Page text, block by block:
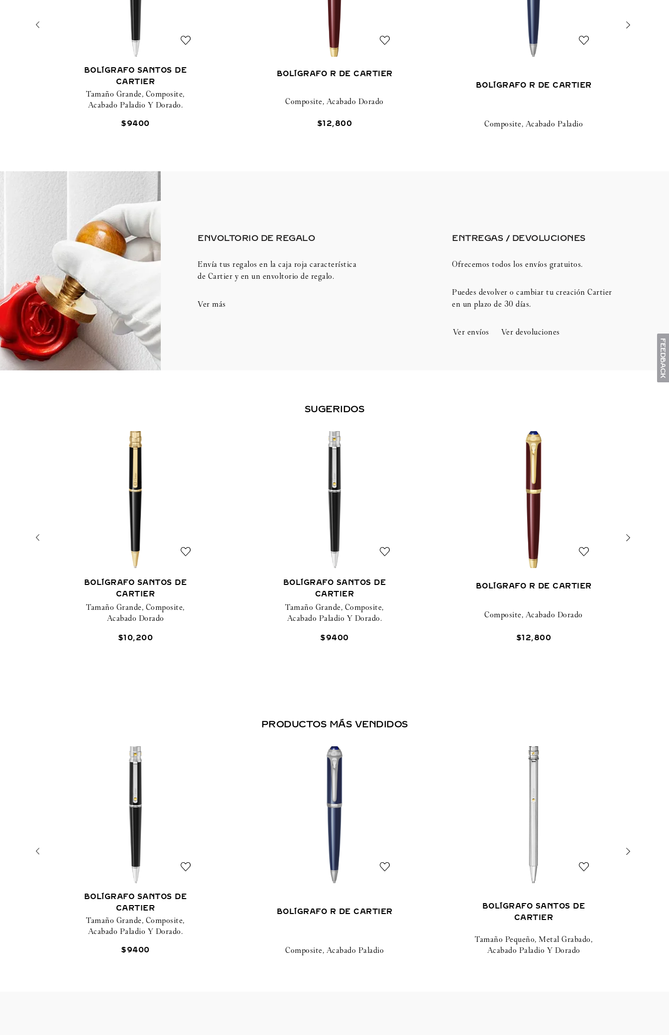
BOLÍGRAFO SANTOS DE
CARTIER
Tamaño Grande, Composite,
Acabado Paladio Y Dorado.
$9400
BOLÍGRAFO R DE CARTIER
Composite, Acabado Dorado
$12,800
BOLÍGRAFO R DE CARTIER
Composite, Acabado Paladio
ENVOLTORIO DE REGALO
Envía tus regalos en la caja roja característica
de Cartier y en un envoltorio de regalo.
Ver más
ENTREGAS / DEVOLUCIONES​
Ofrecemos todos los envíos gratuitos.
Puedes devolver o cambiar tu creación Cartier
en un plazo de 30 días.​
Ver envíos Ver devoluciones
SUGERIDOS
BOLÍGRAFO SANTOS DE
CARTIER
Tamaño Grande, Composite,
Acabado Dorado
$10,200
BOLÍGRAFO SANTOS DE
CARTIER
Tamaño Grande, Composite,
Acabado Paladio Y Dorado.
$9400
BOLÍGRAFO R DE CARTIER
Composite, Acabado Dorado
$12,800
PRODUCTOS MÁS VENDIDOS
BOLÍGRAFO SANTOS DE
CARTIER
Tamaño Grande, Composite,
Acabado Paladio Y Dorado.
$9400
BOLÍGRAFO R DE CARTIER
Composite, Acabado Paladio
BOLÍGRAFO SANTOS DE
CARTIER
Tamaño Pequeño, Metal Grabado,
Acabado Paladio Y Dorado